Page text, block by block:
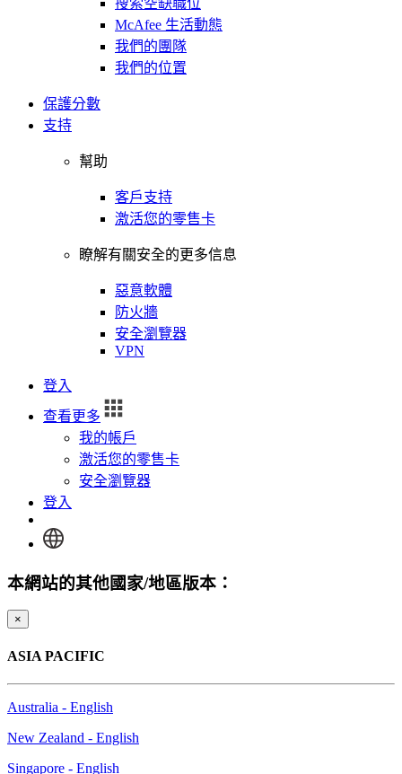
搜索空缺職位
McAfee 生活動態
我們的團隊
我們的位置
保護分數
支持
幫助
客戶支持
激活您的零售卡
瞭解有關安全的更多信息
惡意軟體
防火牆
安全瀏覽器
VPN
登入
查看更多
我的帳戶
激活您的零售卡
安全瀏覽器
登入
本網站的其他國家/地區版本：
×
ASIA PACIFIC
Australia - English
New Zealand - English
Singapore - English